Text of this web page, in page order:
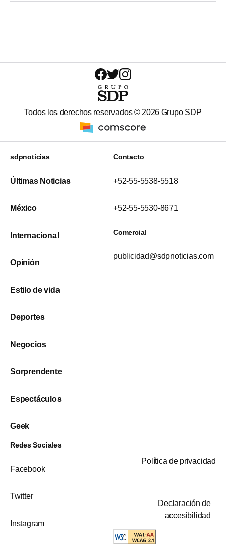
Todos los derechos reservados © 2026 Grupo SDP
sdpnoticias
Últimas Noticias
México
Internacional
Opinión
Estilo de vida
Deportes
Negocios
Sorprendente
Espectáculos
Geek
Contacto
+52-55-5538-5518
+52-55-5530-8671
Comercial
publicidad@sdpnoticias.com
Redes Sociales
Facebook
Twitter
Instagram
Política de privacidad
Declaración de
accesibilidad